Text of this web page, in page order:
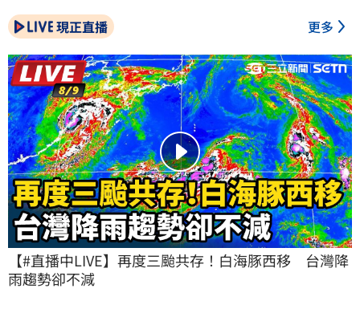
現正直播 更多
【#直播中LIVE】再度三颱共存！白海豚西移　台灣降
雨趨勢卻不減